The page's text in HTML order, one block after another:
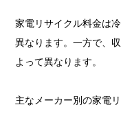
家電リサイクル料金は
異なります。一方で、
よって異なります。
主なメーカー別の家電